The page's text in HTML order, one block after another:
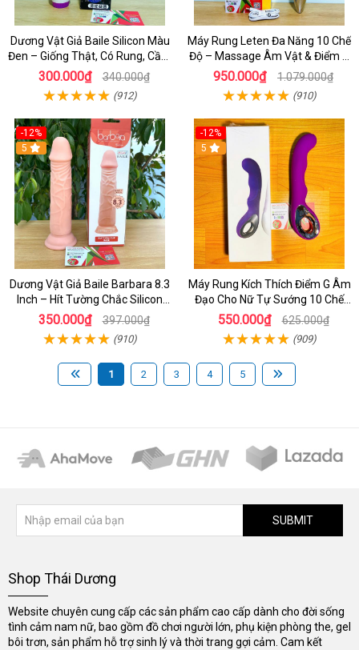
Dương Vật Giả Baile Silicon Màu
Đen – Giống Thật, Có Rung, Cầm
Tay Giá Rẻ
300.000₫ 340.000₫
(912)
Máy Rung Leten Đa Năng 10 Chế
Độ – Massage Âm Vật & Điểm G
Cực Phê Cho Nữ
950.000₫ 1.079.000₫
(910)
-12%
5
Dương Vật Giả Baile Barbara 8.3
Inch – Hít Tường Chắc Silicon
Giống Thật Cực Phê Cho Nữ Giới
350.000₫ 397.000₫
(910)
-12%
5
Máy Rung Kích Thích Điểm G Âm
Đạo Cho Nữ Tự Sướng 10 Chế
Độ Rung
550.000₫ 625.000₫
(909)
1 2 3 4 5
SUBMIT
Shop Thái Dương
Website chuyên cung cấp các sản phẩm cao cấp dành cho đời sống
tình cảm nam nữ, bao gồm đồ chơi người lớn, phụ kiện phòng the, gel
bôi trơn, sản phẩm hỗ trợ sinh lý và thời trang gợi cảm. Cam kết